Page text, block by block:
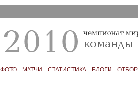
ФОТО МАТЧИ СТАТИСТИКА БЛОГИ ОТБОР